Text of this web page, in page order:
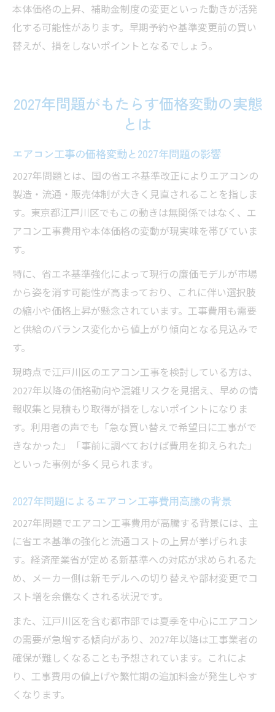
本体価格の上昇、補助金制度の変更といった動きが活発
化する可能性があります。早期予約や基準変更前の買い
替えが、損をしないポイントとなるでしょう。
2027年問題がもたらす価格変動の実態
とは
エアコン工事の価格変動と2027年問題の影響
2027年問題とは、国の省エネ基準改正によりエアコンの
製造・流通・販売体制が大きく見直されることを指しま
す。東京都江戸川区でもこの動きは無関係ではなく、エ
アコン工事費用や本体価格の変動が現実味を帯びていま
す。
特に、省エネ基準強化によって現行の廉価モデルが市場
から姿を消す可能性が高まっており、これに伴い選択肢
の縮小や価格上昇が懸念されています。工事費用も需要
と供給のバランス変化から値上がり傾向となる見込みで
す。
現時点で江戸川区のエアコン工事を検討している方は、
2027年以降の価格動向や混雑リスクを見据え、早めの情
報収集と見積もり取得が損をしないポイントになりま
す。利用者の声でも「急な買い替えで希望日に工事がで
きなかった」「事前に調べておけば費用を抑えられた」
といった事例が多く見られます。
2027年問題によるエアコン工事費用高騰の背景
2027年問題でエアコン工事費用が高騰する背景には、主
に省エネ基準の強化と流通コストの上昇が挙げられま
す。経済産業省が定める新基準への対応が求められるた
め、メーカー側は新モデルへの切り替えや部材変更でコ
スト増を余儀なくされる状況です。
また、江戸川区を含む都市部では夏季を中心にエアコン
の需要が急増する傾向があり、2027年以降は工事業者の
確保が難しくなることも予想されています。これによ
り、工事費用の値上げや繁忙期の追加料金が発生しやす
くなります。